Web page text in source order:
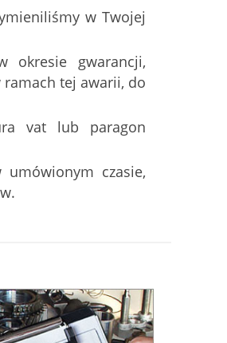
w Twojej
okresie gwarancji,
ramach tej awarii, do
vat lub paragon
umówionym czasie,